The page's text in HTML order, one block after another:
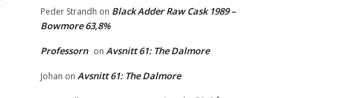
Peder Strandh on Black Adder Raw Cask 1989 –
Bowmore 63,8%
Professorn on Avsnitt 61: The Dalmore
Johan on Avsnitt 61: The Dalmore